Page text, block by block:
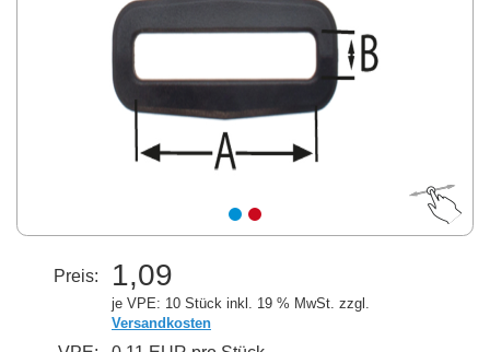
Preis: 1,09
je VPE: 10 Stück inkl. 19 % MwSt. zzgl.
Versandkosten